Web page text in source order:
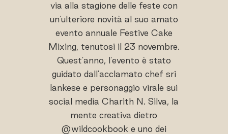
via alla stagione delle feste con
un'ulteriore novità al suo amato
evento annuale Festive Cake
Mixing, tenutosi il 23 novembre.
Quest'anno, l'evento è stato
guidato dall'acclamato chef sri
lankese e personaggio virale sui
social media Charith N. Silva, la
mente creativa dietro
@wildcookbook e uno dei